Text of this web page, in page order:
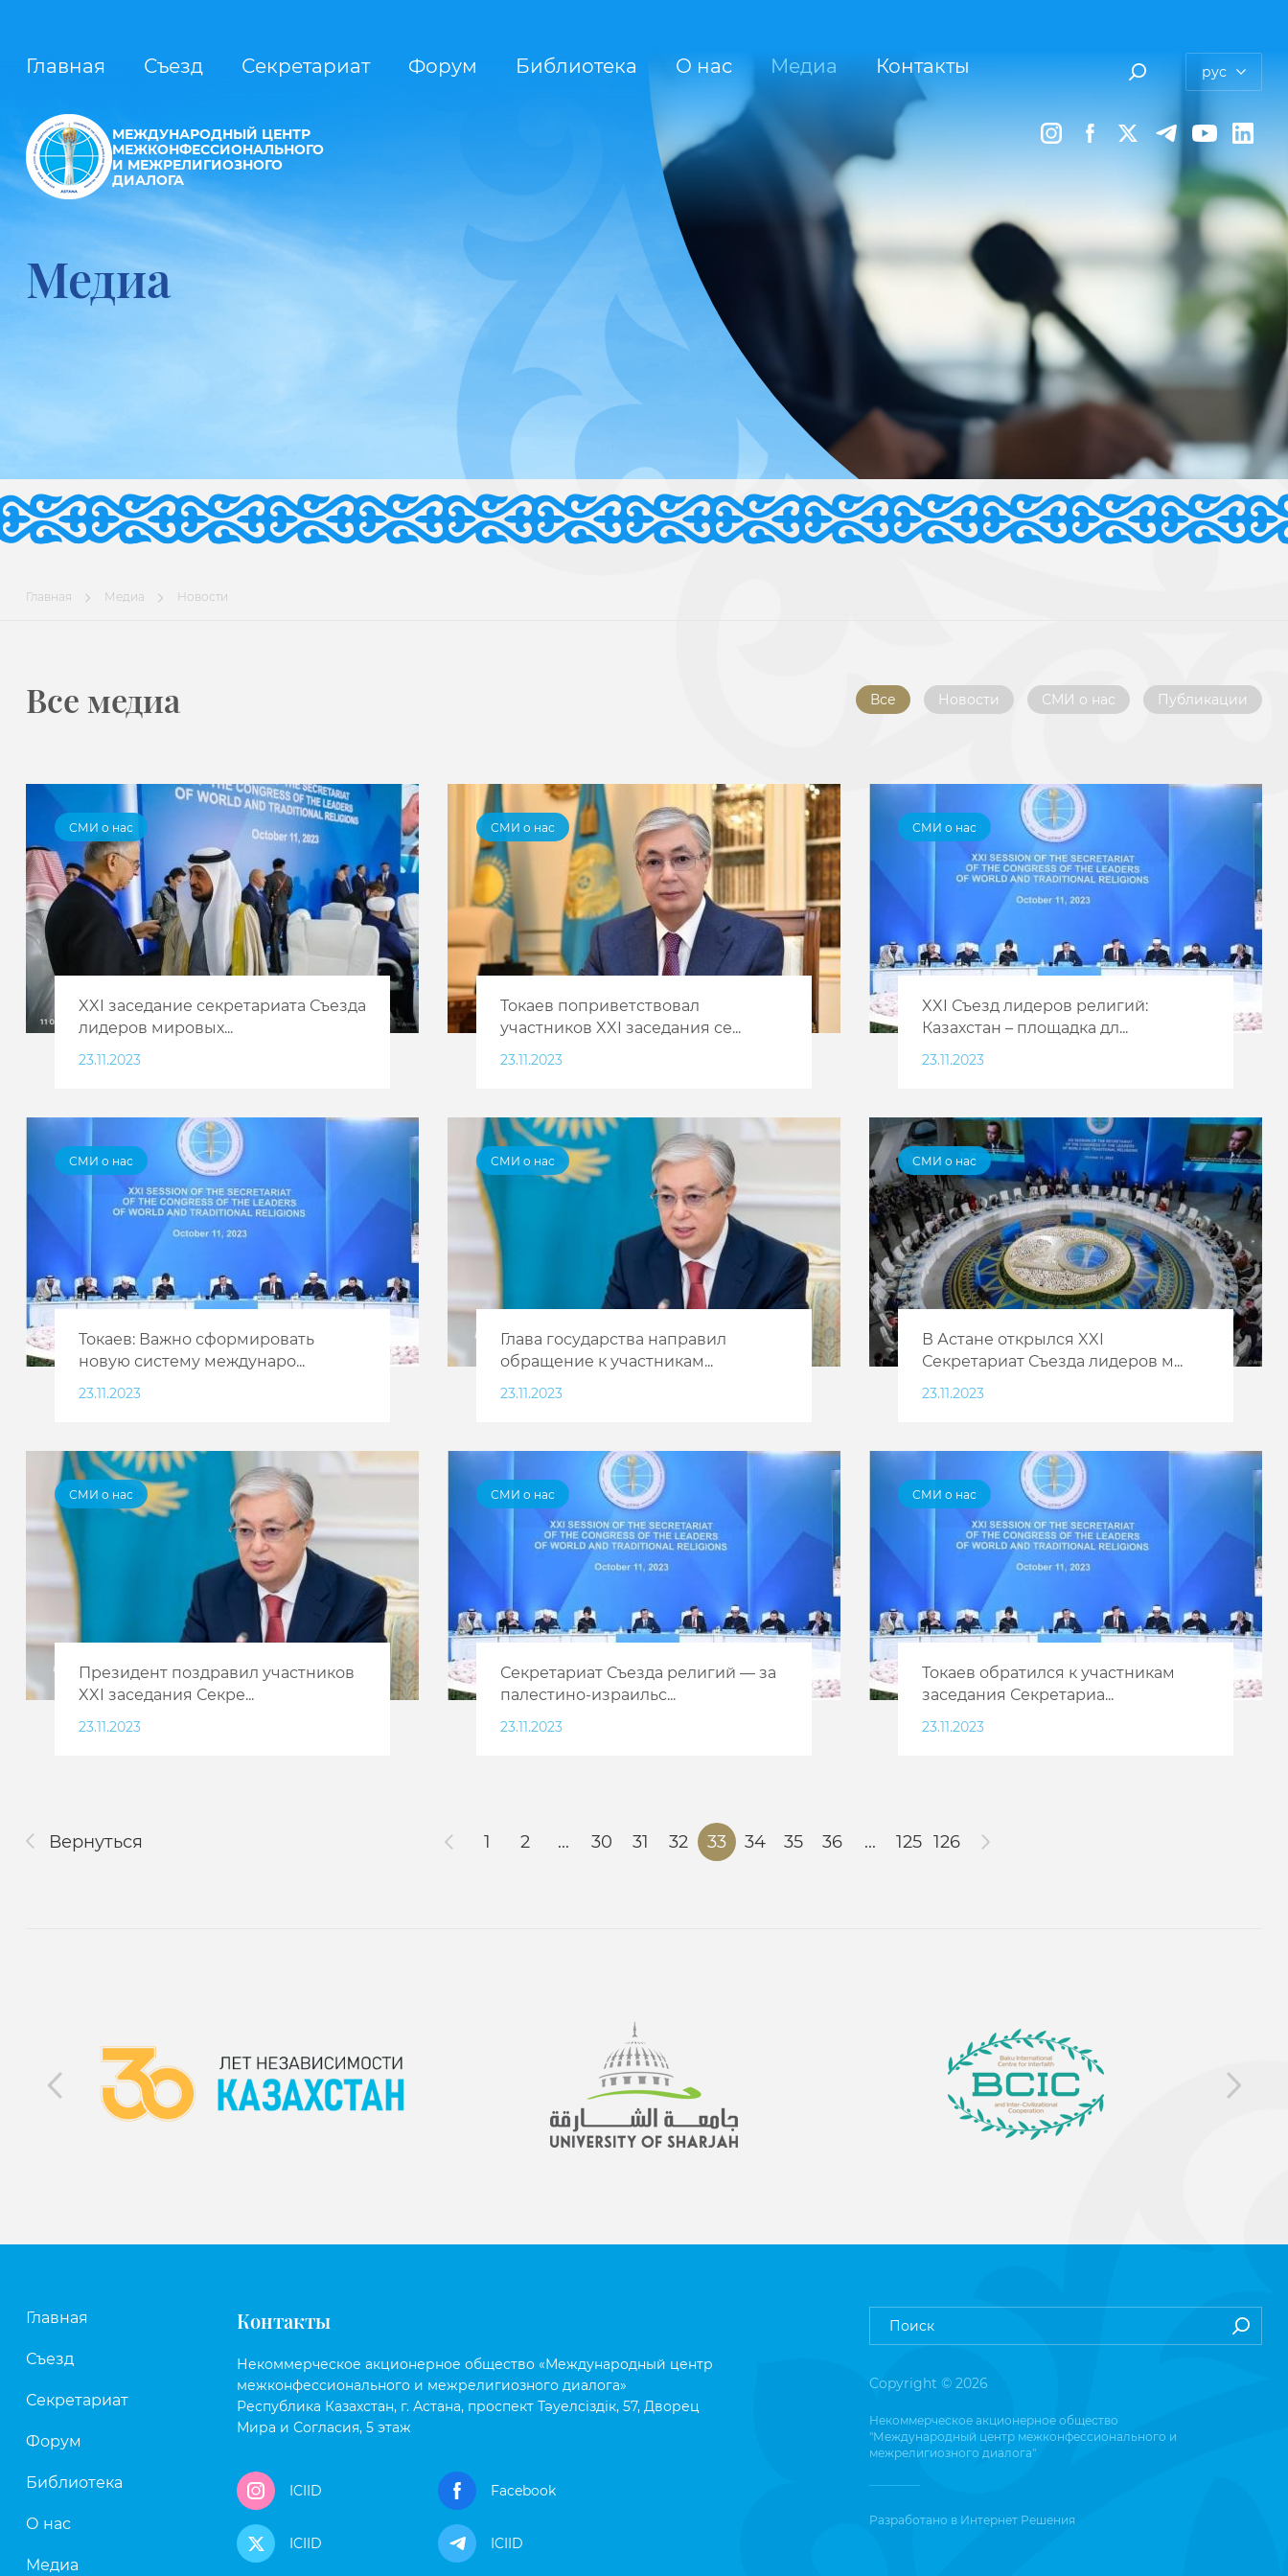
Главная Съезд Секретариат Форум Библиотека О нас Медиа Контакты рус
МЕЖДУНАРОДНЫЙ ЦЕНТР
МЕЖКОНФЕССИОНАЛЬНОГО
И МЕЖРЕЛИГИОЗНОГО
ДИАЛОГА
Медиа
Главная Медиа Новости
Все медиа Все Новости СМИ о нас Публикации
СМИ о нас
XXI заседание секретариата Съезда
лидеров мировых...
23.11.2023
СМИ о нас
Токаев поприветствовал
участников XXI заседания се...
23.11.2023
СМИ о нас
XXI Съезд лидеров религий:
Казахстан – площадка дл...
23.11.2023
СМИ о нас
Токаев: Важно сформировать
новую систему междунаро...
23.11.2023
СМИ о нас
Глава государства направил
обращение к участникам...
23.11.2023
СМИ о нас
В Астане открылся XXI
Секретариат Съезда лидеров м...
23.11.2023
СМИ о нас
Президент поздравил участников
XXI заседания Секре...
23.11.2023
СМИ о нас
Секретариат Съезда религий — за
палестино-израильс...
23.11.2023
СМИ о нас
Токаев обратился к участникам
заседания Секретариа...
23.11.2023
Вернуться 1 2 ... 30 31 32 33 34 35 36 ... 125 126
Главная
Съезд
Секретариат
Форум
Библиотека
О нас
Медиа
Контакты
Некоммерческое акционерное общество «Международный центр
межконфессионального и межрелигиозного диалога»
Республика Казахстан, г. Астана, проспект Тәуелсіздік, 57, Дворец
Мира и Согласия, 5 этаж
ICIID Facebook
ICIID ICIID
Copyright © 2026
Некоммерческое акционерное общество
"Международный центр межконфессионального и
межрелигиозного диалога"
Разработано в Интернет Решения